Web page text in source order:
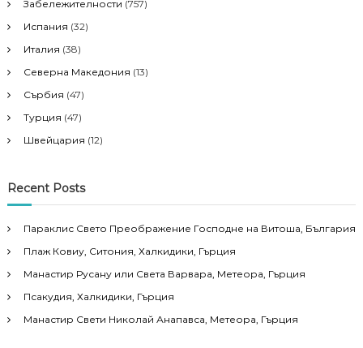
o
n
Забележителности (757)
Испания (32)
Италия (38)
Северна Македония (13)
Сърбия (47)
Турция (47)
Швейцария (12)
Recent Posts
Параклис Свето Преображение Господне на Витоша, България
Плаж Ковиу, Ситония, Халкидики, Гърция
Манастир Русану или Света Варвара, Метеора, Гърция
Псакудия, Халкидики, Гърция
Манастир Свети Николай Анапавса, Метеора, Гърция